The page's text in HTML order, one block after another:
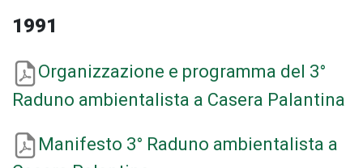
1991
Organizzazione e programma del 3°
Raduno ambientalista a Casera Palantina
Manifesto 3° Raduno ambientalista a